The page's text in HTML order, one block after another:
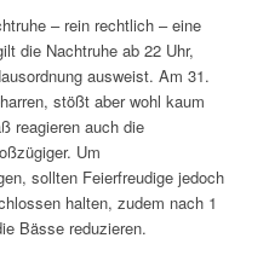
– rein rechtlich – eine
die Nachtruhe ab 22 Uhr,
ausweist. Am 31.
stößt aber wohl kaum
reagieren auch die
Um
sollten Feierfreudige jedoch
halten, zudem nach 1
Bässe reduzieren.